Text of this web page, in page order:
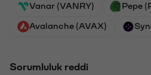
Vanar (VANRY) Pepe
Avalanche (AVAX)
Sorumluluk reddi